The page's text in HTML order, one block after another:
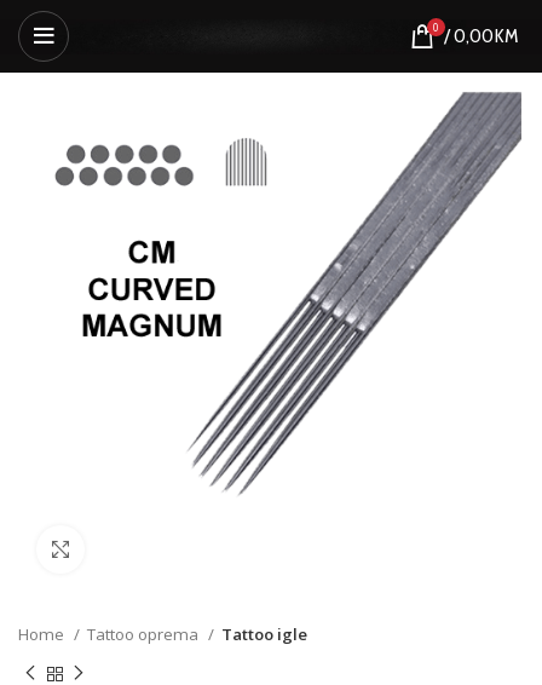
0 /0,00KM
Home Tattoo oprema Tattoo igle